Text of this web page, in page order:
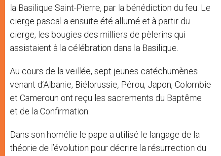
la Basilique Saint-Pierre, par la bénédiction du feu. Le
cierge pascal a ensuite été allumé et à partir du
cierge, les bougies des milliers de pèlerins qui
assistaient à la célébration dans la Basilique.
Au cours de la veillée, sept jeunes catéchumènes
venant d’Albanie, Biélorussie, Pérou, Japon, Colombie
et Cameroun ont reçu les sacrements du Baptême
et de la Confirmation.
Dans son homélie le pape a utilisé le langage de la
théorie de l’évolution pour décrire la résurrection du